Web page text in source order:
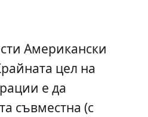
Американски
цел на
е да
съвместна (с